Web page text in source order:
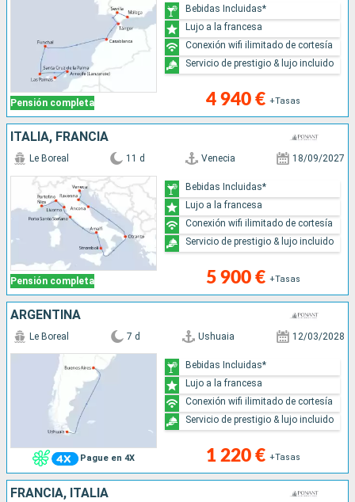
Pensión completa 4 940 € +Tasas
Bebidas Incluidas*
Lujo a la francesa
Conexión wifi ilimitado de cortesía
Servicio de prestigio & lujo incluido
ITALIA, FRANCIA
Pensión completa
Le Boreal 11 d Venecia 18/09/2027
5 900 € +Tasas
Bebidas Incluidas*
Lujo a la francesa
Conexión wifi ilimitado de cortesía
Servicio de prestigio & lujo incluido
ARGENTINA
Pague en 4X
Le Boreal 7 d Ushuaia 12/03/2028
1 220 € +Tasas
Bebidas Incluidas*
Lujo a la francesa
Conexión wifi ilimitado de cortesía
Servicio de prestigio & lujo incluido
FRANCIA, ITALIA